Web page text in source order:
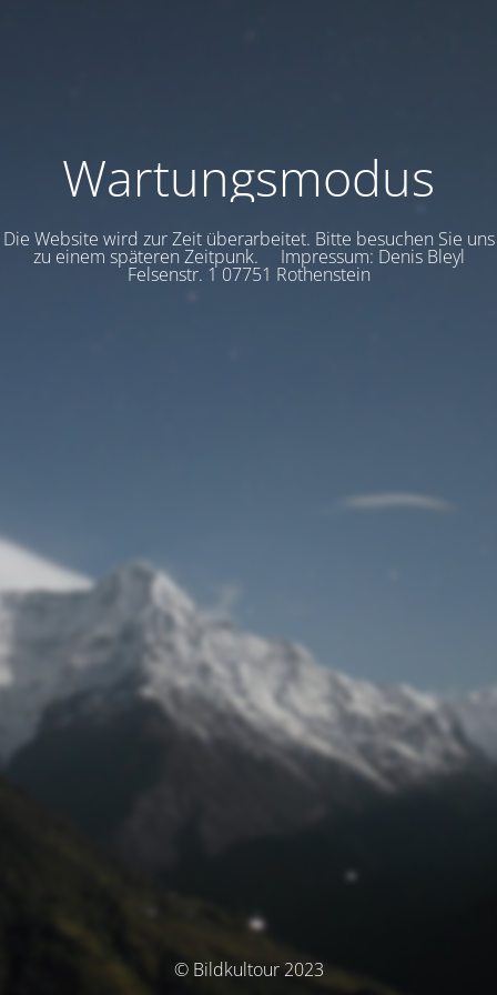
Wartungsmodus
Die Website wird zur Zeit überarbeitet. Bitte besuchen Sie uns
zu einem späteren Zeitpunk. Impressum: Denis Bleyl
Felsenstr. 1 07751 Rothenstein
© Bildkultour 2023